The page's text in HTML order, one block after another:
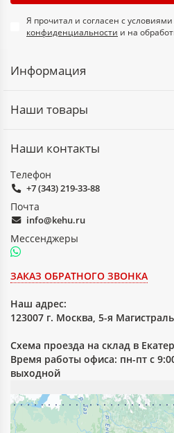
Я прочитал и согласен с условиями
конфиденциальности и на
Информация
Наши товары
Наши контакты
Телефон
+7 (343) 219-33-88
Почта
info@kehu.ru
Мессенджеры
ЗАКАЗ ОБРАТНОГО ЗВОНКА
Наш адрес:
123007 г. Москва, 5-я
Схема проезда на склад в
Время работы офиса: пн-пт с
выходной